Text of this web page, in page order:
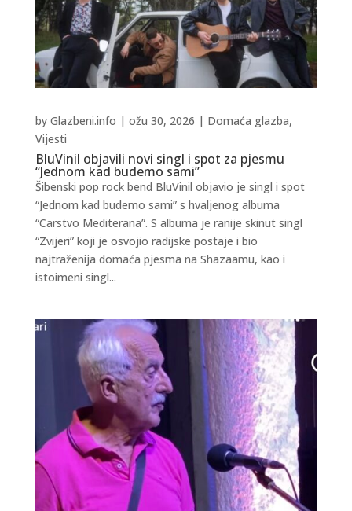
BluVinil objavili novi singl i spot za pjesmu
“Jednom kad budemo sami”
by Glazbeni.info | ožu 30, 2026 | Domaća glazba,
Vijesti
Šibenski pop rock bend BluVinil objavio je singl i spot
“Jednom kad budemo sami” s hvaljenog albuma
“Carstvo Mediterana”. S albuma je ranije skinut singl
“Zvijeri” koji je osvojio radijske postaje i bio
najtraženija domaća pjesma na Shazaamu, kao i
istoimeni singl...